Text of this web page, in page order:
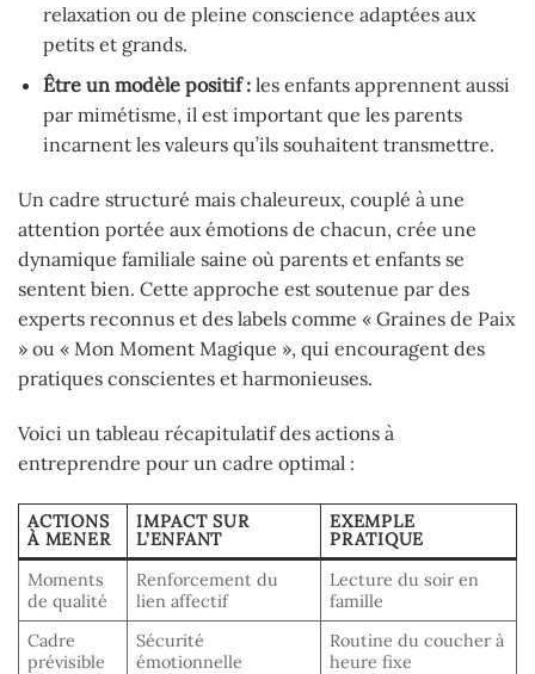
relaxation ou de pleine conscience adaptées aux
petits et grands.
Être un modèle positif :les enfants apprennent aussi
par mimétisme, il est important que les parents
incarnent les valeurs qu’ils souhaitent transmettre.
Un cadre structuré mais chaleureux, couplé à une
attention portée aux émotions de chacun, crée une
dynamique familiale saine où parents et enfants se
sentent bien. Cette approche est soutenue par des
experts reconnus et des labels comme « Graines de Paix
» ou « Mon Moment Magique », qui encouragent des
pratiques conscientes et harmonieuses.
Voici un tableau récapitulatif des actions à
entreprendre pour un cadre optimal :
ACTIONS
À MENER
IMPACT SUR
L’ENFANT
EXEMPLE
PRATIQUE
Moments
de qualité
Renforcement du
lien affectif
Lecture du soir en
famille
Cadre
prévisible
Sécurité
émotionnelle
Routine du coucher à
heure fixe